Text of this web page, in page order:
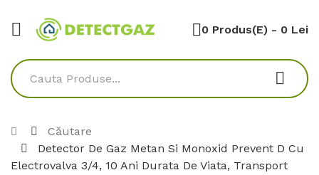
0 Produs(e) - 0 Lei
Căutare
Detector De Gaz Metan Si Monoxid Prevent D Cu
Electrovalva 3/4, 10 Ani Durata De Viata, Transport